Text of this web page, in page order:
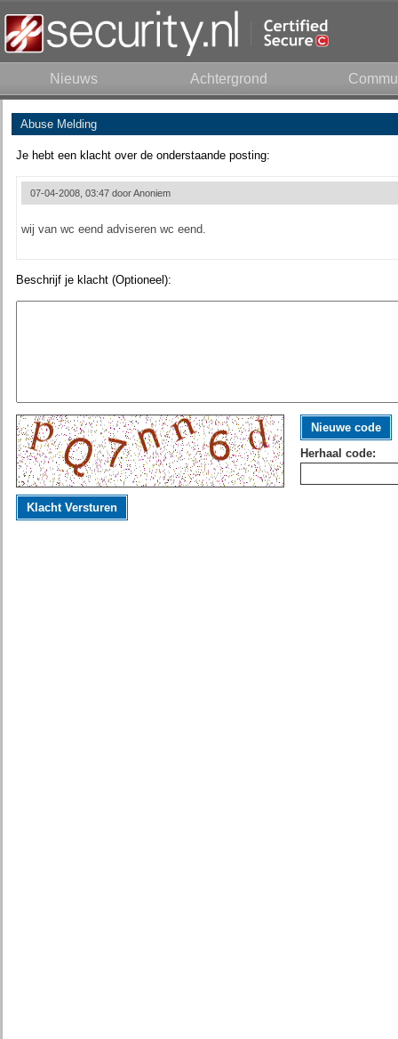
Nieuws Achtergrond
Abuse Melding
Je hebt een klacht over de onderstaande posting:
07-04-2008, 03:47 doorAnoniem
wij van wc eend adviseren wc eend.
Beschrijf je klacht (Optioneel):
Nieuwe code
Herhaal code:
Klacht Versturen